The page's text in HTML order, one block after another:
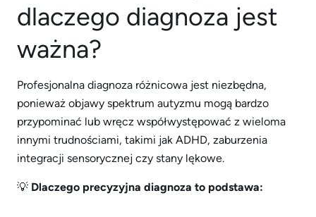
dlaczego diagnoza jest
ważna?
Profesjonalna diagnoza różnicowa jest niezbędna,
ponieważ objawy spektrum autyzmu mogą bardzo
przypominać lub wręcz współwystępować z wieloma
innymi trudnościami, takimi jak ADHD, zaburzenia
integracji sensorycznej czy stany lękowe.
💡 Dlaczego precyzyjna diagnoza to podstawa: